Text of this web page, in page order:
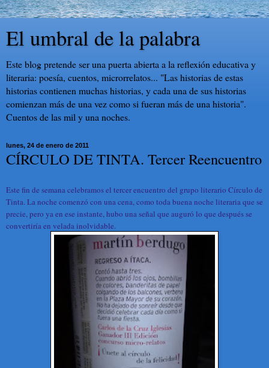
El umbral de la palabra
Este blog pretende ser una puerta abierta a la reflexión educativa y
literaria: poesía, cuentos, microrrelatos... "Las historias de estas
historias contienen muchas historias, y cada una de sus historias
comienzan más de una vez como si fueran más de una historia".
Cuentos de las mil y una noches.
lunes, 24 de enero de 2011
CÍRCULO DE TINTA. Tercer Reencuentro
Este fin de semana celebramos el tercer encuentro del grupo literario Círculo de
Tinta. La noche comenzó con una cena, como toda buena noche literaria que se
precie, pero ya en ese instante, hubo una señal que auguró lo que después se
convertiría en velada inolvidable.